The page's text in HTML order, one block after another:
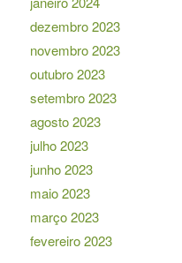
dezembro 2023
novembro 2023
outubro 2023
setembro 2023
agosto 2023
julho 2023
junho 2023
maio 2023
março 2023
fevereiro 2023